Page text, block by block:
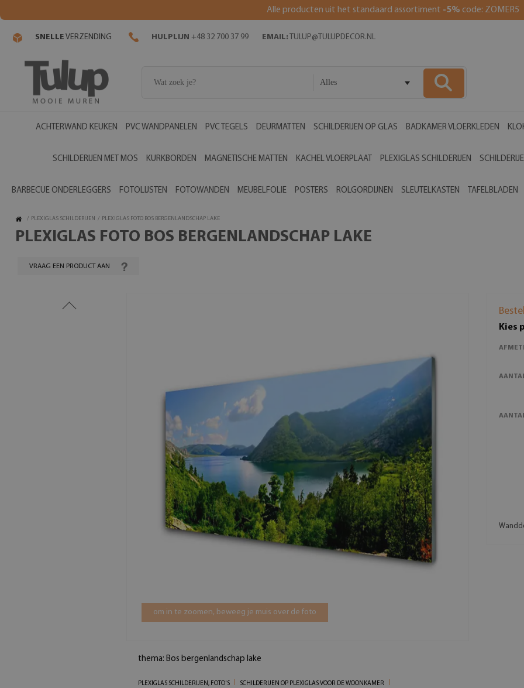
Alle producten uit het standaard assortiment -5% code: ZOMER5
SNELLE VERZENDING HULPLIJN +48 32 700 37 99 EMAIL: TULUP@TULUPDECOR.NL
Alles
ACHTERWAND KEUKEN PVC WANDPANELEN PVC TEGELS DEURMATTEN SCHILDERIJEN OP GLAS BADKAMER VLOERKLEDEN
SCHILDERIJEN MET MOS KURKBORDEN MAGNETISCHE MATTEN KACHEL VLOERPLAAT PLEXIGLAS SCHILDERIJEN
BARBECUE ONDERLEGGERS FOTOLIJSTEN FOTOWANDEN MEUBELFOLIE POSTERS ROLGORDIJNEN SLEUTELKASTEN TAFELBLADEN
/ PLEXIGLAS SCHILDERIJEN / PLEXIGLAS FOTO BOS BERGENLANDSCHAP LAKE
PLEXIGLAS FOTO BOS BERGENLANDSCHAP LAKE
VRAAG EEN PRODUCT AAN
om in te zoomen, beweeg je muis over de foto
thema: Bos bergenlandschap lake
PLEXIGLAS SCHILDERIJEN, FOTO'S
SCHILDERIJEN OP PLEXIGLAS VOOR DE WOONKAMER
Kies